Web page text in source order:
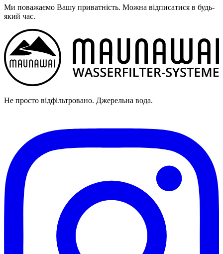
Ми поважаємо Вашу приватність. Можна відписатися в будь-
який час.
Не просто відфільтровано. Джерельна вода.